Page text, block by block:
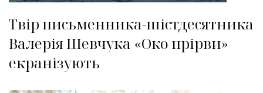
Твір письменника-шістдесятника
Валерія Шевчука «Око прірви»
екранізують